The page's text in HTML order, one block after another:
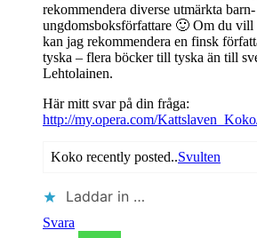
rekommendera diverse utmärkta
ungdomsboksförfattare 🙂 Om du vill
kan jag rekommendera en finsk
tyska – flera böcker till tyska än till
Lehtolainen.
Här mitt svar på din fråga:
http://my.opera.com/
Koko recently posted..Svulten
Laddar in …
Svara